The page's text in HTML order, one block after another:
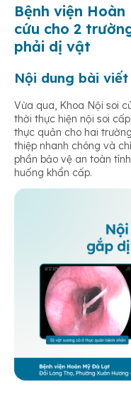
Bệnh viện
cứu cho 2
phải dị vật
Nội dung bài viết
Vừa qua, Khoa Nội soi
thời thực hiện nội soi
thực quản cho hai
thiệp nhanh chóng và
phần bảo vệ an toàn
huống khẩn cấp.